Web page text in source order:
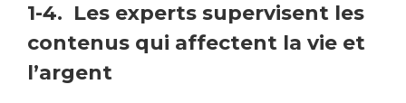
1-4. Les experts supervisent les
contenus qui affectent la vie et
l’argent